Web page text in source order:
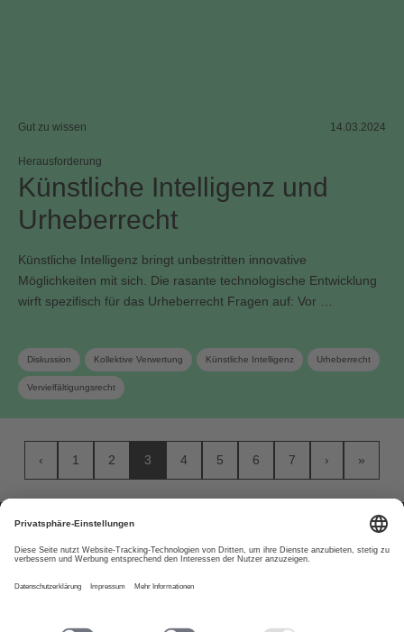
Gut zu wissen 14.03.2024
Herausforderung
Künstliche Intelligenz und
Urheberrecht
Künstliche Intelligenz bringt unbestritten innovative
Möglichkeiten mit sich. Die rasante technologische Entwicklung
wirft spezifisch für das Urheberrecht Fragen auf: Vor …
Diskussion Kollektive Verwertung Künstliche Intelligenz Urheberrecht
Vervielfältigungsrecht
‹ 1 2 3 4 5 6 7 › »
www.suisa.ch
Über uns